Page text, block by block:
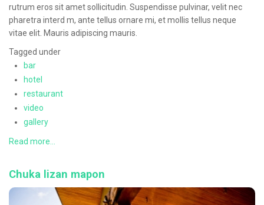
rutrum eros sit amet sollicitudin. Suspendisse pulvinar, velit nec
pharetra interd m, ante tellus ornare mi, et mollis tellus neque
vitae elit. Mauris adipiscing mauris.
Tagged under
bar
hotel
restaurant
video
gallery
Read more...
Chuka lizan mapon